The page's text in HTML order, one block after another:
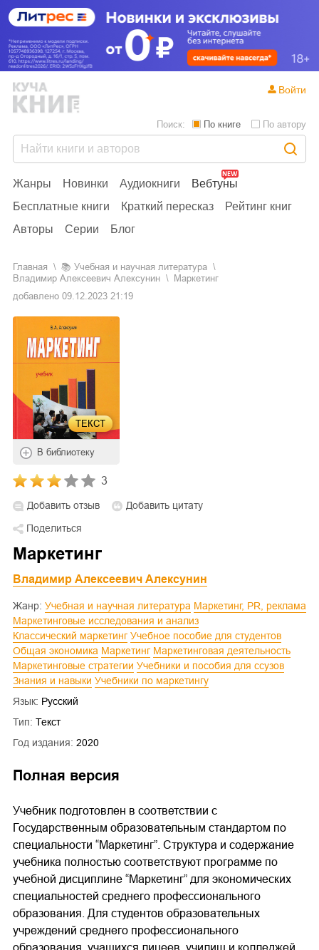
Жанры Новинки Аудиокниги
Вебтуны
Бесплатные книги
Краткий пересказ
Рейтинг книг
Авторы
Серии Блог
Поиск: По книге По автору
Войти
Главная 📚
учебная и научная литература
Владимир Алексеевич Алексунин
Маркетинг
добавлено 09.12.2023 21:19
ТЕКСТ
В библиотеку
3
Добавить отзыв
Добавить цитату
Поделиться
Маркетинг
Владимир Алексеевич Алексунин
Жанр: Учебная и научная литература
Маркетинг, PR, реклама
Маркетинговые исследования и анализ
Классический маркетинг
Учебное пособие для студентов
Общая экономика
Маркетинг
Маркетинговая деятельность
Маркетинговые стратегии
Учебники и пособия для ссузов
Знания и навыки
Учебники по маркетингу
Язык: Русский
Тип: Текст
Год издания: 2020
Полная версия
Учебник подготовлен в соответствии с
Государственным образовательным стандартом по
специальности “Маркетинг”. Структура и содержание
учебника полностью соответствуют программе по
учебной дисциплине “Маркетинг” для экономических
специальностей среднего профессионального
образования. Для студентов образовательных
учреждений среднего профессионального